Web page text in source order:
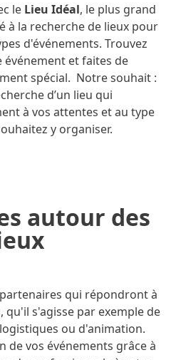
le Lieu Idéal, le plus grand
à la recherche de lieux pour
d'événements. Trouvez
événement et faites de
spécial. Notre souhait :
d’un lieu qui
à vos attentes et au type
y organiser.
autour des
qui répondront à
qu'il s'agisse par exemple de
ou d'animation.
de vos événements grâce à